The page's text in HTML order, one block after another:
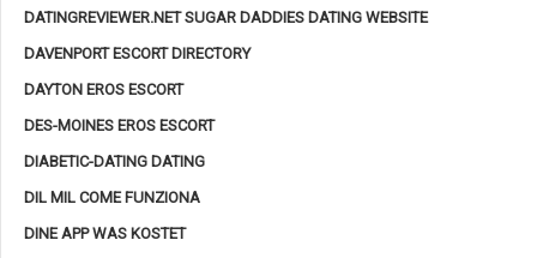
DATINGREVIEWER.NET SUGAR DADDIES DATING WEBSITE
DAVENPORT ESCORT DIRECTORY
DAYTON EROS ESCORT
DES-MOINES EROS ESCORT
DIABETIC-DATING DATING
DIL MIL COME FUNZIONA
DINE APP WAS KOSTET